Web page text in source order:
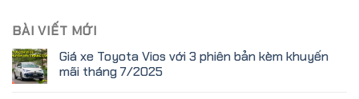
BÀI VIẾT MỚI
Giá xe Toyota Vios với 3 phiên bản kèm khuyến
mãi tháng 7/2025